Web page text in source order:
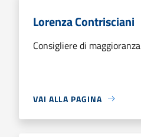
Lorenza Contrisciani
Consigliere di maggioranza
VAI ALLA PAGINA